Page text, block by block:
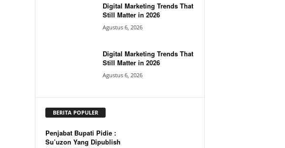
Digital Marketing Trends That
Still Matter in 2026
Agustus 6, 2026
Digital Marketing Trends That
Still Matter in 2026
Agustus 6, 2026
BERITA POPULER
Penjabat Bupati Pidie :
Su’uzon Yang Dipublish